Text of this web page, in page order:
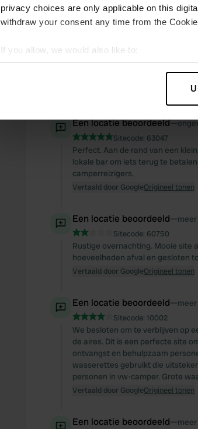
privacy choices are only applicable on this
withdraw your consent any time from the
If you allow, we would also like to:
Collect information about your
Find out more about how your personal data is
We use cookies to personalise content and
information about your use of our site with our
other information that you’ve provided to them
Een locatie beoordeeld—
Sitecode: 63047
Perfect. Aan de rand van een
lokale bar om iets terug te
camperreizigers.
Vertaald door GoogleOrigineel tonen
Een locatie beoordeeld—
Sitecode: 60750
Rustige overnachting. Mooie site
hoeveelheden afval en gesloten
Vertaald door GoogleOrigineel tonen
Een locatie beoordeeld—
Sitecode: 10002
We besloten om te verblijven op
de aires. Dit is een perfecte site
ontvangst en behulpzaam
wasserettes gebruikt die
personen in vw-camper. Grote
Vertaald door GoogleOrigineel tonen
Een locatie beoordeeld—